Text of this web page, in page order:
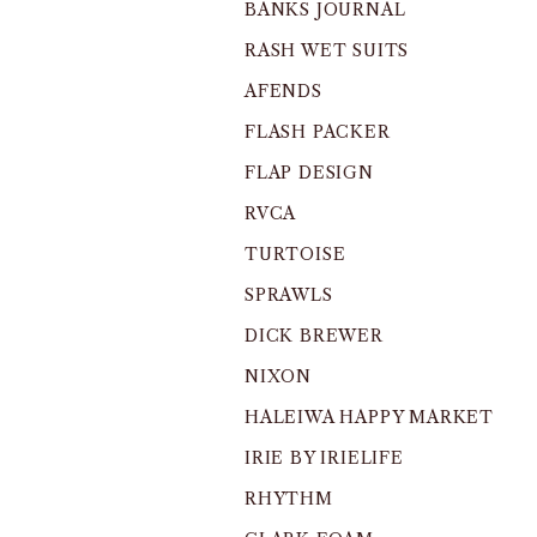
BANKS JOURNAL
RASH WET SUITS
AFENDS
FLASH PACKER
FLAP DESIGN
RVCA
TURTOISE
SPRAWLS
DICK BREWER
NIXON
HALEIWA HAPPY MARKET
IRIE BY IRIELIFE
RHYTHM